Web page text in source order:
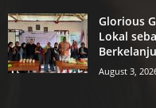
Glorious
Lokal
August 3,